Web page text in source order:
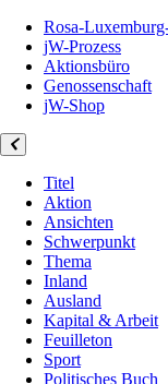
Rosa-
jW-Prozess
Aktionsbüro
Genossenschaft
jW-Shop
Titel
Aktion
Ansichten
Schwerpunkt
Thema
Inland
Ausland
Kapital & Arbeit
Feuilleton
Sport
Politisches Buch